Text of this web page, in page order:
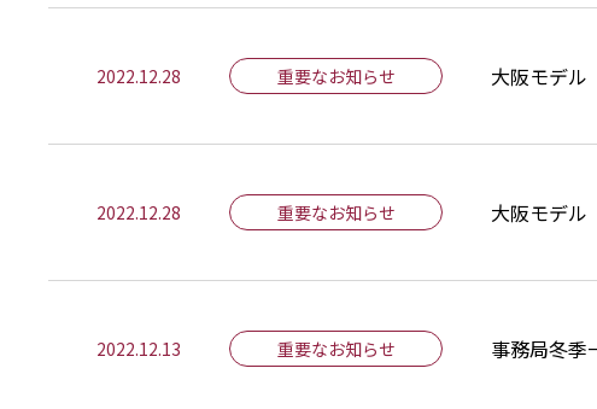
2022.12.28 重要なお知らせ 大阪モデル
2022.12.28 重要なお知らせ 大阪モデル
2022.12.13 重要なお知らせ 事務局冬季